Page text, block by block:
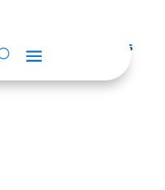
vigentes exigidos
o auditoría